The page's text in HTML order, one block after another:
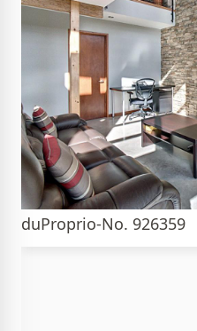
duProprio-No. 926359